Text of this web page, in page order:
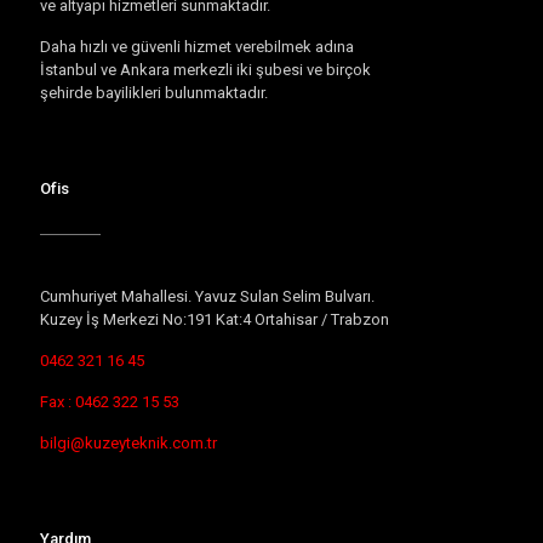
ve altyapı hizmetleri sunmaktadır.
Daha hızlı ve güvenli hizmet verebilmek adına
İstanbul ve Ankara merkezli iki şubesi ve birçok
şehirde bayilikleri bulunmaktadır.
Ofis
Cumhuriyet Mahallesi. Yavuz Sulan Selim Bulvarı.
Kuzey İş Merkezi No:191 Kat:4 Ortahisar / Trabzon
0462 321 16 45
Fax : 0462 322 15 53
bilgi@kuzeyteknik.com.tr
Yardım